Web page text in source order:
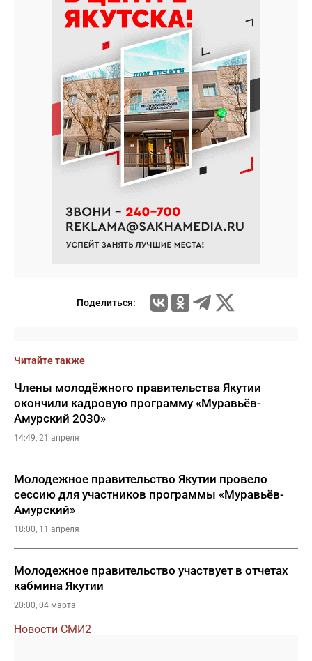
Поделиться:
Читайте также
Члены молодёжного правительства Якутии
окончили кадровую программу «Муравьёв-
Амурский 2030»
14:49, 21 апреля
Молодежное правительство Якутии провело
сессию для участников программы «Муравьёв-
Амурский»
18:00, 11 апреля
Молодежное правительство участвует в отчетах
кабмина Якутии
20:00, 04 марта
Новости СМИ2